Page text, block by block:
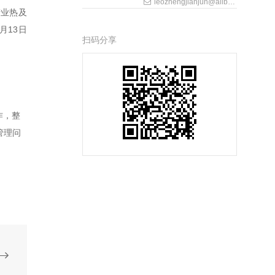
热及
13日
，整
理问
leozhengjianjun@allbrightlaw.com
扫码分享